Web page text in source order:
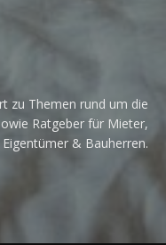
zu Themen rund um die
Ratgeber für Mieter,
& Bauherren.